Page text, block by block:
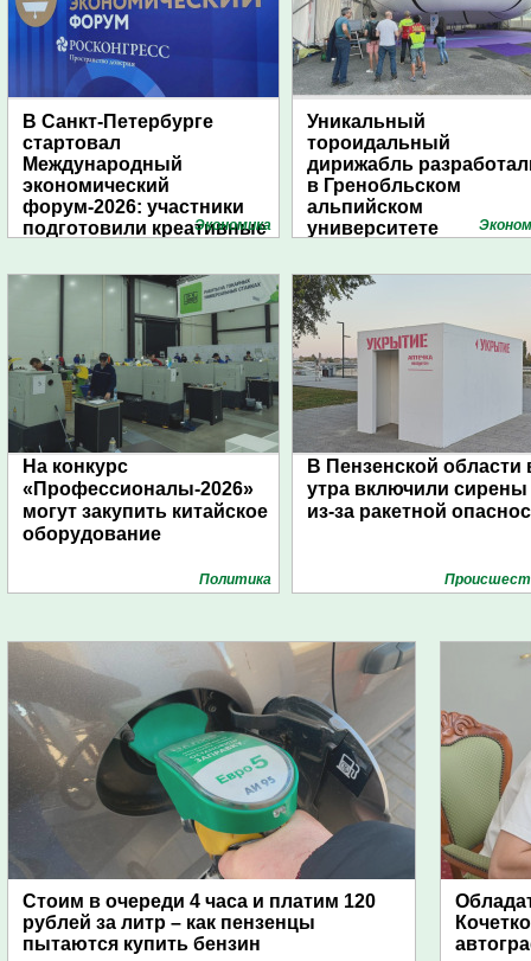
В Санкт-Петербурге
стартовал
Международный
экономический
форум-2026: участники
подготовили креативные
Экономика
Уникальный
тороидальный
дирижабль
в Гренобльском
альпийском
университете
На конкурс
«Профессионалы-2026»
могут закупить китайское
оборудование
Политика
В Пензенской области
утра включили сирены
из-за ракетной
Стоим в очереди 4 часа и платим 120
рублей за литр – как пензенцы
пытаются купить бензин